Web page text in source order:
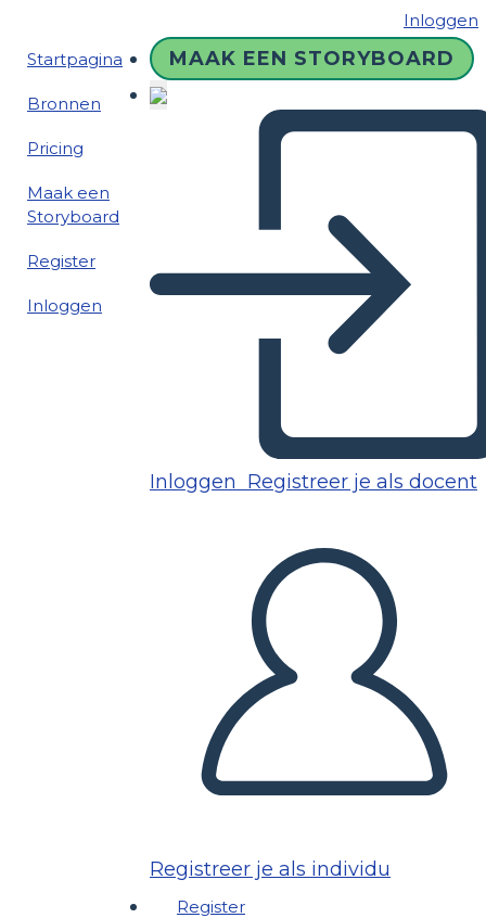
Inloggen
Startpagina
Bronnen
Pricing
Maak een
Storyboard
Register
Inloggen
MAAK EEN STORYBOARD
Inloggen Registreer je als docent
Registreer je als individu
Register